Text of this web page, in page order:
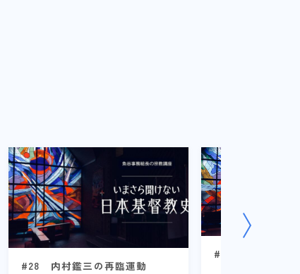
#28 内村鑑三の再臨運動
#4 状況適応型